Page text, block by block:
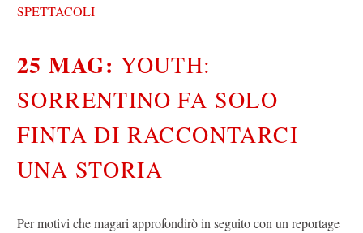
SPETTACOLI
25 MAG:YOUTH:
SORRENTINO FA SOLO
FINTA DI RACCONTARCI
UNA STORIA
Per motivi che magari approfondirò in seguito con un reportage